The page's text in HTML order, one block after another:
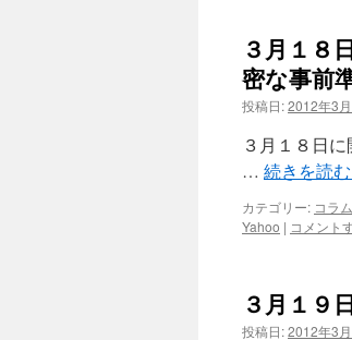
３月１８
密な事前
投稿日:2012年3
３月１８日
… 続きを読む
カテゴリー: コラ
Yahoo | コメント
３月１９
投稿日:2012年3